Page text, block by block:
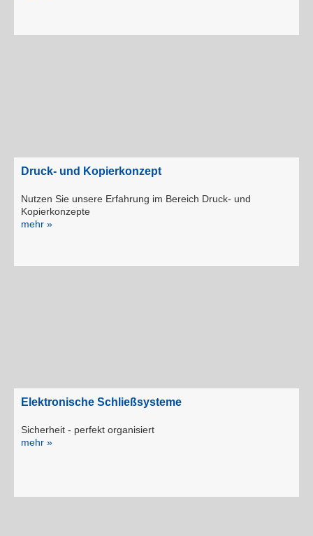
Druck- und Kopierkonzept
Nutzen Sie unsere Erfahrung im Bereich Druck- und
Kopierkonzepte
mehr »
Elektronische Schließsysteme
Sicherheit - perfekt organisiert
mehr »